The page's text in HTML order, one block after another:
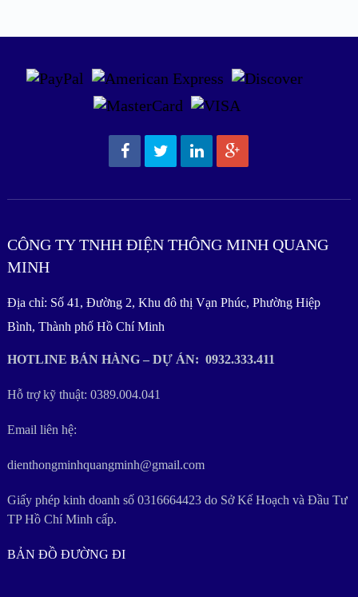
CÔNG TY TNHH ĐIỆN THÔNG MINH QUANG
MINH
Địa chỉ: Số 41, Đường 2, Khu đô thị Vạn Phúc, Phường Hiệp
Bình, Thành phố Hồ Chí Minh
HOTLINE BÁN HÀNG – DỰ ÁN: 0932.333.411
Hỗ trợ kỹ thuật: 0389.004.041
Email liên hệ:
dienthongminhquangminh@gmail.com
Giấy phép kinh doanh số 0316664423 do Sở Kế Hoạch và Đầu Tư
TP Hồ Chí Minh cấp.
BẢN ĐỒ ĐƯỜNG ĐI